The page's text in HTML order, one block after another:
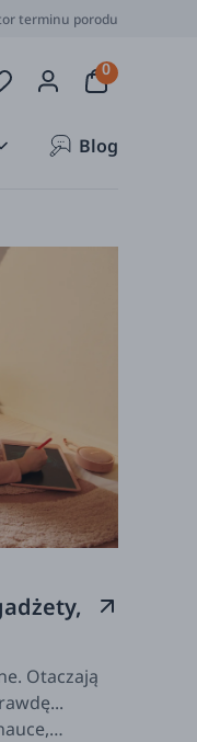
terminu porodu
Blog
Otaczają